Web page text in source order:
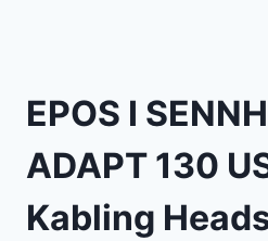
EPOS I
ADAPT 130
Kabling